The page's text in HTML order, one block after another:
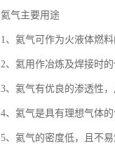
氦气主要用途
1、氦气可作为火液体燃
2、氦用作冶炼及焊接时
3、氦气有优良的渗透性
4、氦气是具有理想气体
5、氦气的密度低，且不